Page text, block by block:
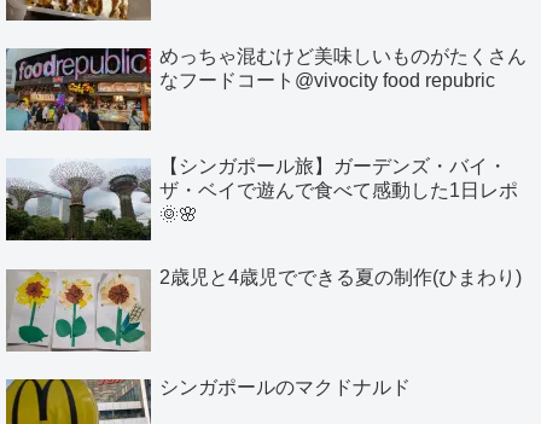
めっちゃ混むけど美味しいものがたくさん
なフードコート@vivocity food repubric
【シンガポール旅】ガーデンズ・バイ・
ザ・ベイで遊んで食べて感動した1日レポ
🌞🌸
2歳児と4歳児でできる夏の制作(ひまわり)
シンガポールのマクドナルド